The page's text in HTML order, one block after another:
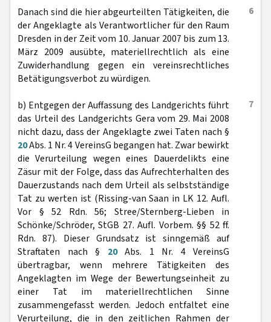
6
Danach sind die hier abgeurteilten Tätigkeiten, die
der Angeklagte als Verantwortlicher für den Raum
Dresden in der Zeit vom 10. Januar 2007 bis zum 13.
März 2009 ausübte, materiellrechtlich als eine
Zuwiderhandlung gegen ein vereinsrechtliches
Betätigungsverbot zu würdigen.
7
b) Entgegen der Auffassung des Landgerichts führt
das Urteil des Landgerichts Gera vom 29. Mai 2008
nicht dazu, dass der Angeklagte zwei Taten nach §
20Abs. 1 Nr. 4 VereinsG begangen hat. Zwar bewirkt
die Verurteilung wegen eines Dauerdelikts eine
Zäsur mit der Folge, dass das Aufrechterhalten des
Dauerzustands nach dem Urteil als selbstständige
Tat zu werten ist (Rissing-van Saan in LK 12. Aufl.
Vor § 52 Rdn. 56; Stree/Sternberg-Lieben in
Schönke/Schröder, StGB 27. Aufl. Vorbem. §§ 52 ff.
Rdn. 87). Dieser Grundsatz ist sinngemäß auf
Straftaten nach § 20Abs. 1 Nr. 4 VereinsG
übertragbar, wenn mehrere Tätigkeiten des
Angeklagten im Wege der Bewertungseinheit zu
einer Tat im materiellrechtlichen Sinne
zusammengefasst werden. Jedoch entfaltet eine
Verurteilung, die in den zeitlichen Rahmen der